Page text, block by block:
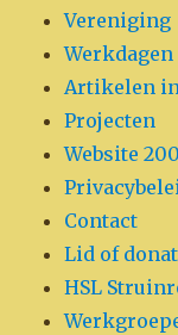
Vereniging
Werkdagen
Artikelen
Projecten
Website
Contact
Lid of
HSL